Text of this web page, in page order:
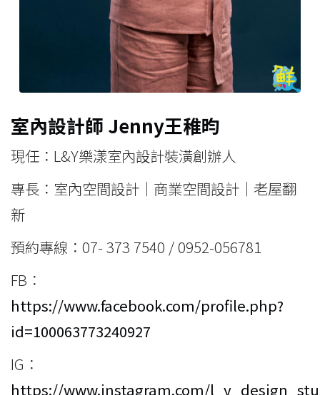
室內設計師 Jenny王稚昀
現任：L&Y樂漾室內設計裝潢創辦人
專長：室內空間設計│商業空間設計│老屋翻
新
預約專線：07- 373 7540 / 0952-056781
FB：
https://www.facebook.com/profile.php?
id=100063773240927
IG：
https://www.instagram.com/